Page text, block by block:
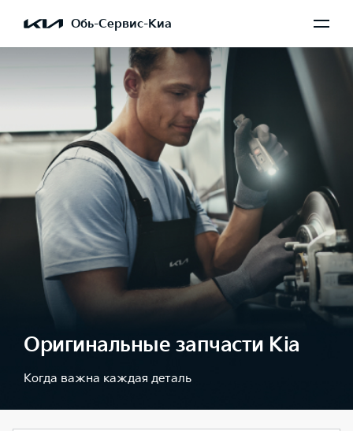
Обь-Сервис-Киа
Оригинальные запчасти Kia
Когда важна каждая деталь